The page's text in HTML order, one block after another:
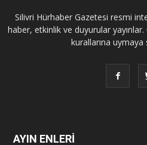
Silivri Hürhaber Gazetesi resmi
haber, etkinlik ve duyurular
kurallarına
AYIN ENLERİ